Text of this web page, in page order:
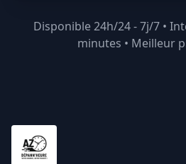
Disponible 24h/24 - 7j/7 •
minutes • Meilleur